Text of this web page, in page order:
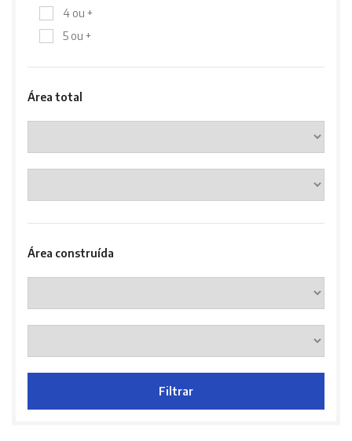
4 ou +
5 ou +
Área total
Área construída
Filtrar